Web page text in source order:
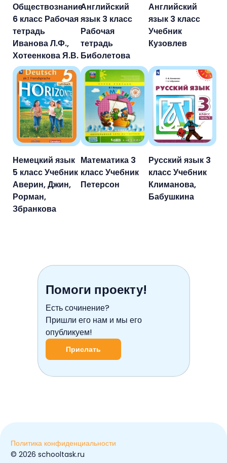
Обществознание
6 класс Рабочая
тетрадь
Иванова Л.Ф.,
Хотеенкова Я.В.
Английский
язык 3 класс
Рабочая
тетрадь
Биболетова
Английский
язык 3 класс
Учебник
Кузовлев
Немецкий язык
5 класс Учебник
Аверин, Джин,
Рорман,
Збранкова
Математика 3
класс Учебник
Петерсон
Русский язык 3
класс Учебник
Климанова,
Бабушкина
Помоги проекту!
Есть сочинение?
Пришли его нам и мы его
опубликуем!
Прислать
© ️2026 schooltask.ru
Политика конфиденциальности